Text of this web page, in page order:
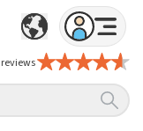
reviews